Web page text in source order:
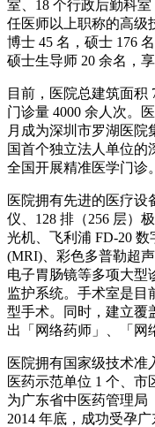
室、18 个行政后勤科
任医师以上职称的高级
博士 45 名，硕士 176
硕士生导师 20 余名，
目前，医院总建筑面积
门诊量 4000 余人次。
月成为深圳市罗湖医院
国首个独立法人单位的
全国开展精准医学门诊。
医院拥有先进的医疗设
仪、128 排（256 层）
光机、飞利浦 FD-20
(MRI)、彩色多普勒超
电子胃肠镜等多项大型
监护系统。手术室是目
型手术。同时，建立覆
出「网络药师」、「网
医院拥有国家级技术准
医药示范单位 1 个、市
为广东省中医药管理局
2014 年底，成功受孕